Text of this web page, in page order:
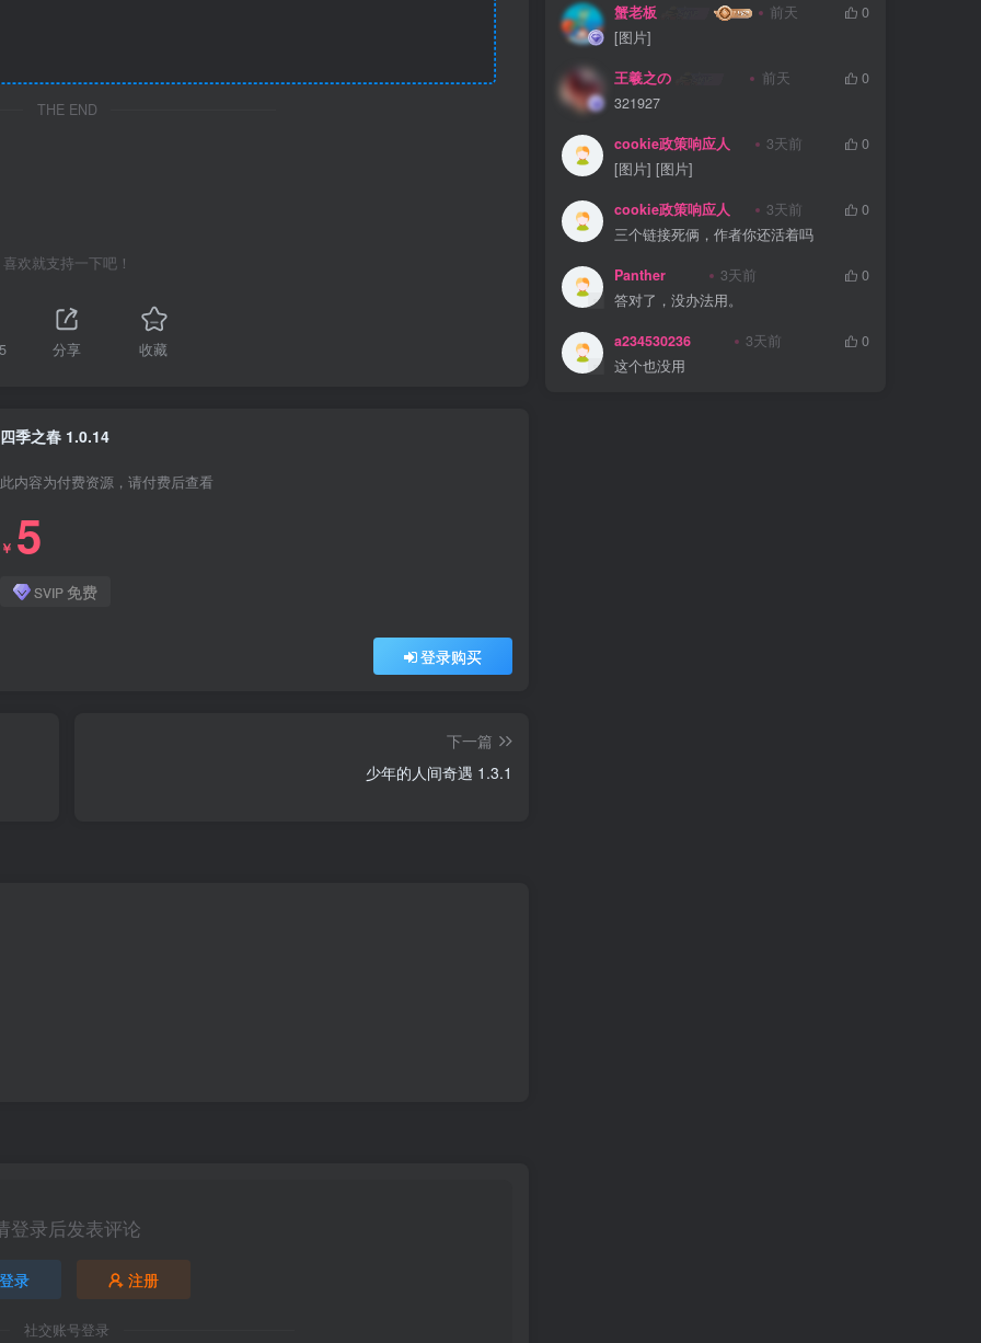
THE END
喜欢就支持一下吧！
分享 收藏
四季之春 1.0.14
此内容为付费资源，请付费后查看
￥ 5
SVIP 免费
登录购买
下一篇
少年的人间奇遇 1.3.1
登录后发表评论
登录 注册
社交账号登录
蟹老板 前天
0
[图片]
王羲之の 前天
0
321927
cookie政策响应人 3天前
0
[图片] [图片]
cookie政策响应人 3天前
0
三个链接死俩，作者你还活着吗
Panther 3天前
0
答对了，没办法用。
a234530236 3天前
0
这个也没用